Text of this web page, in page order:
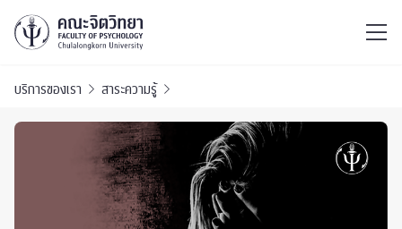
บริการของเรา สาระความรู้